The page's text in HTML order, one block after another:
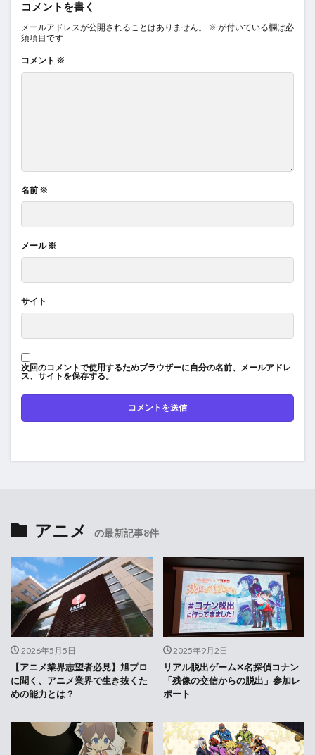
コメントを書く
メールアドレスが公開されることはありません。 ※ が付いている欄は必
須項目です
コメント ※
名前 ※
メール※
サイト
次回のコメントで使用するためブラウザーに自分の名前、メールアドレ
ス、サイトを保存する。
アニメ の最新記事8件
2026年5月5日
【アニメ業界志望者必見】旭プロ
に聞く、アニメ業界で生き抜くた
めの能力とは？
2025年9月2日
リアル脱出ゲーム✕名探偵コナン
「残像の交信からの脱出」参加レ
ポート